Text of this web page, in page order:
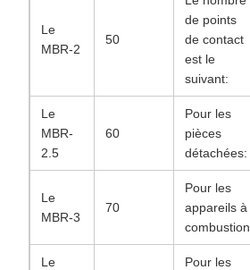
Le
MBR-2
50
de points
de contact
est le
suivant:
Le
MBR-
2.5
60
Pour les
pièces
détachées:
Le
MBR-3
70
Pour les
appareils à
combustion
Le
Pour les